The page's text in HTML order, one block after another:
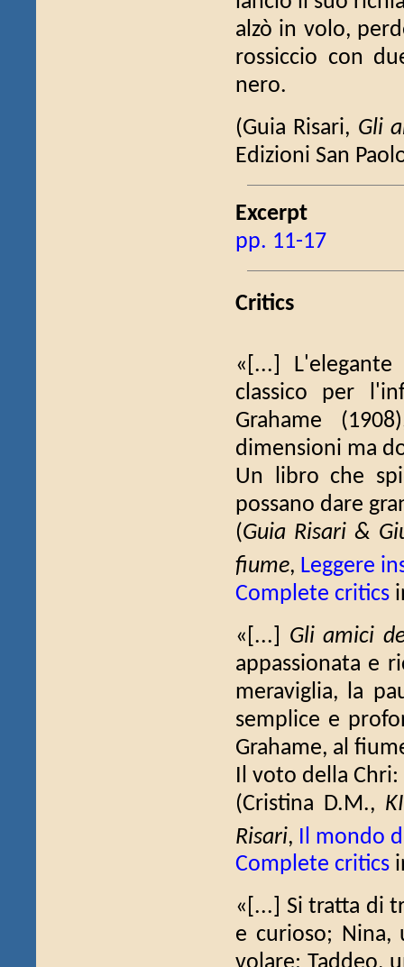
alzò in volo,
rossiccio con
nero.
(Guia Risari, Gli
Edizioni San
Excerpt
pp. 11-17
Critics
«[...]
classico per
Grahame
dimensioni ma
Un libro che
possano dare
(Guia Risari &
fiume, Leggere
Complete critics
«[...] Gli amici
appassionata e
meraviglia, la
semplice e
Grahame, al
Il voto della
(Cristina D.M.,
Risari,
Il mondo
Complete critics
«[...] Si tratta di
e curioso; Nina,